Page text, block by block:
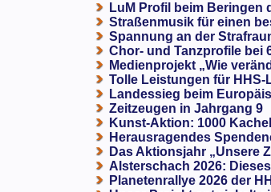
LuM Profil beim Beringen
Straßenmusik für einen
Spannung an der
Chor- und Tanzprofile bei
Medienprojekt „Wie
Tolle Leistungen für
Landessieg beim
Zeitzeugen in Jahrgang 9
Kunst-Aktion: 1000
Herausragendes
Das Aktionsjahr „Unsere
Alsterschach 2026:
Planetenrallye 2026 der